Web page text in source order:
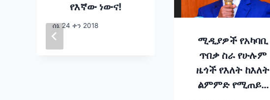
የእኛው ነውና!
ሰኔ 24 ቀን 2018
ሚዲያዎች የአካባቢ
ጥበቃ ስራ የሁሉም
ዜጎች የእለት ከእለት
ልምምድ የሚጠይቅ